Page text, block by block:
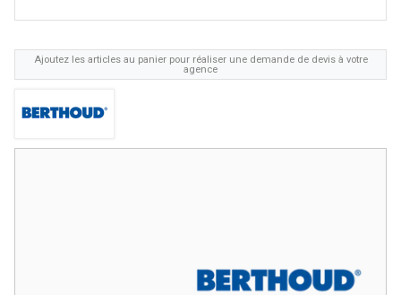
Ajoutez les articles au panier pour réaliser une demande de devis à votre
agence